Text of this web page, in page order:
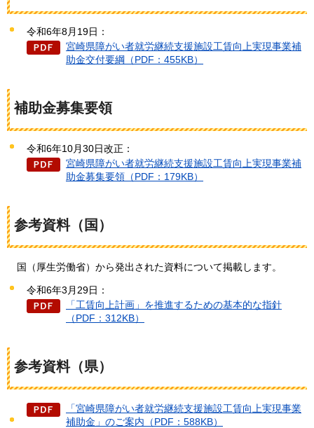
令和6年8月19日：
宮崎県障がい者就労継続支援施設工賃向上実現事業補
助金交付要綱（PDF：455KB）
補助金募集要領
令和6年10月30日改正：
宮崎県障がい者就労継続支援施設工賃向上実現事業補
助金募集要領（PDF：179KB）
参考資料（国）
国 （厚生労働省）から発出された資料について掲載します。
令和6年3月29日：
「工賃向上計画」を推進するための基本的な指針
（PDF：312KB）
参考資料（県）
「宮崎県障がい者就労継続支援施設工賃向上実現事業
補助金」のご案内（PDF：588KB）